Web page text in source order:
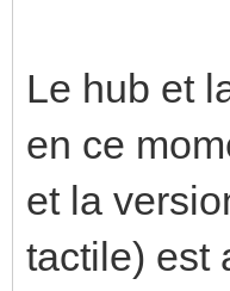
Le hub et
en ce
et la
tactile) est